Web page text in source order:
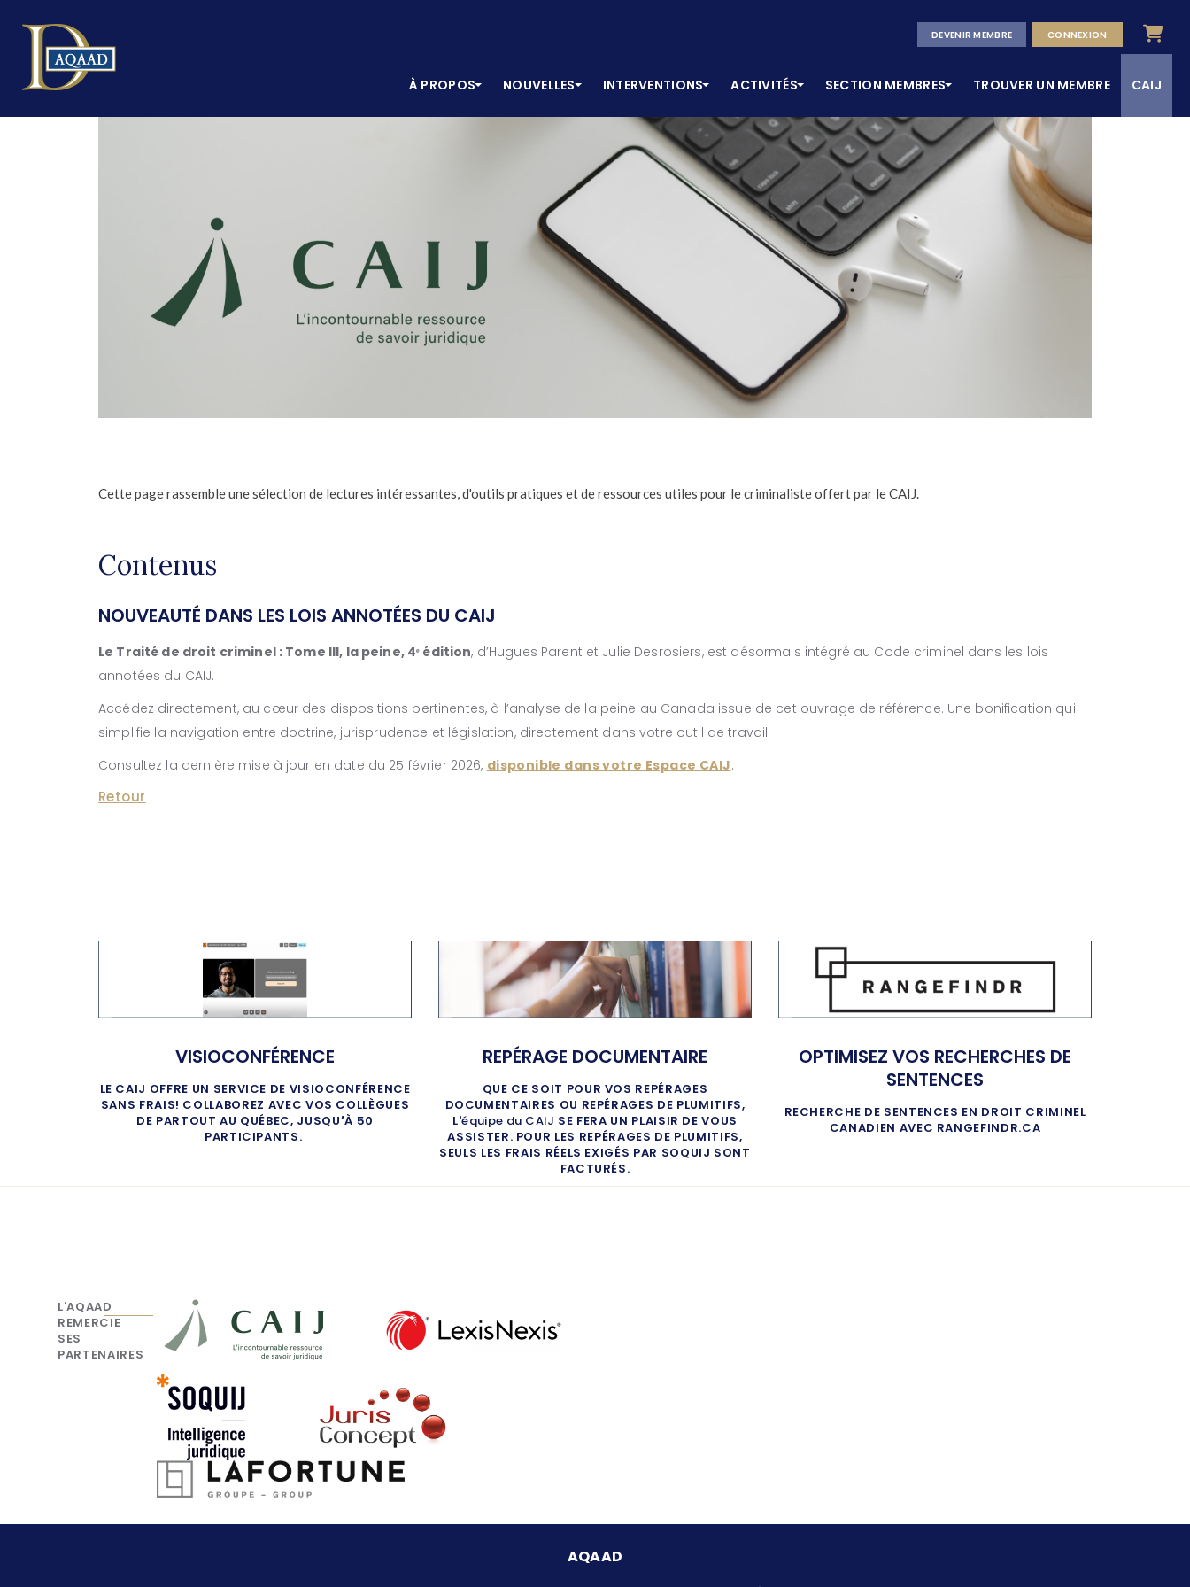
DEVENIR MEMBRE CONNEXION Panier
À PROPOS NOUVELLES INTERVENTIONS ACTIVITÉS SECTION MEMBRES TROUVER UN MEMBRE CAIJ
Cette page rassemble une sélection de lectures intéressantes, d'outils pratiques et de ressources utiles pour le criminaliste offert par le CAIJ.
Contenus
NOUVEAUTÉ DANS LES LOIS ANNOTÉES DU CAIJ
Le Traité de droit criminel : Tome III, la peine, 4ᵉ édition, d’Hugues Parent et Julie Desrosiers, est désormais intégré au Code criminel dans les lois
annotées du CAIJ.
Accédez directement, au cœur des dispositions pertinentes, à l’analyse de la peine au Canada issue de cet ouvrage de référence. Une bonification qui
simplifie la navigation entre doctrine, jurisprudence et législation, directement dans votre outil de travail.
Consultez la dernière mise à jour en date du 25 février 2026, disponible dans votre Espace CAIJ.
Retour
VISIOCONFÉRENCE
LE CAIJ OFFRE UN SERVICE DE VISIOCONFÉRENCE
SANS FRAIS! COLLABOREZ AVEC VOS COLLÈGUES
DE PARTOUT AU QUÉBEC, JUSQU’À 50
PARTICIPANTS.
REPÉRAGE DOCUMENTAIRE
QUE CE SOIT POUR VOS REPÉRAGES
DOCUMENTAIRES OU REPÉRAGES DE PLUMITIFS,
L'équipe du CAIJ SE FERA UN PLAISIR DE VOUS
ASSISTER. POUR LES REPÉRAGES DE PLUMITIFS,
SEULS LES FRAIS RÉELS EXIGÉS PAR SOQUIJ SONT
FACTURÉS.
OPTIMISEZ VOS RECHERCHES DE
SENTENCES
RECHERCHE DE SENTENCES EN DROIT CRIMINEL
CANADIEN AVEC RANGEFINDR.CA
L'AQAAD
REMERCIE
SES
PARTENAIRES
AQAAD